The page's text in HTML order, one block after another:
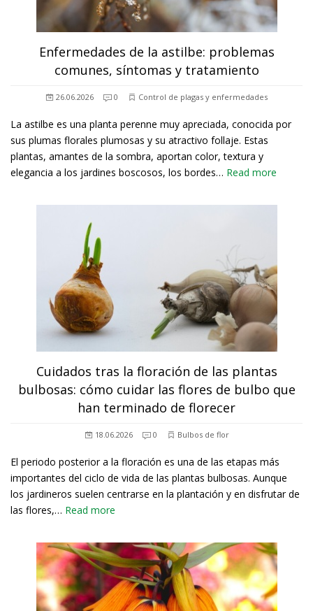
Enfermedades de la astilbe: problemas
comunes, síntomas y tratamiento
26.06.2026 0 Control de plagas y enfermedades
La astilbe es una planta perenne muy apreciada, conocida por
sus plumas florales plumosas y su atractivo follaje. Estas
plantas, amantes de la sombra, aportan color, textura y
elegancia a los jardines boscosos, los bordes… Read more
Cuidados tras la floración de las plantas
bulbosas: cómo cuidar las flores de bulbo que
han terminado de florecer
18.06.2026 0 Bulbos de flor
El periodo posterior a la floración es una de las etapas más
importantes del ciclo de vida de las plantas bulbosas. Aunque
los jardineros suelen centrarse en la plantación y en disfrutar de
las flores,… Read more